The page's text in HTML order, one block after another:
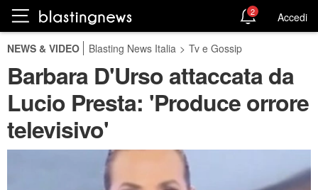
2 Accedi
NEWS & VIDEO Blasting News Italia > Tv e Gossip
Barbara D'Urso attaccata da
Lucio Presta: 'Produce orrore
televisivo'